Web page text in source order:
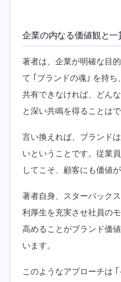
企業の内なる価値観と一
著者は、企業が明確な目
て ｢ブランドの魂｣ を持
共有できなければ、どん
と深い共鳴を得ることは
言い換えれば、ブランド
いということです。従業
してこそ、顧客にも価値
著者自身、スターバック
利厚生を充実させ社員の
高めることがブランド価
います。
このようなアプローチは